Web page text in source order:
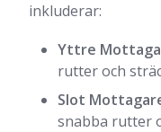
inkluderar:
Yttre
rutter och
Slot
snabba rutter